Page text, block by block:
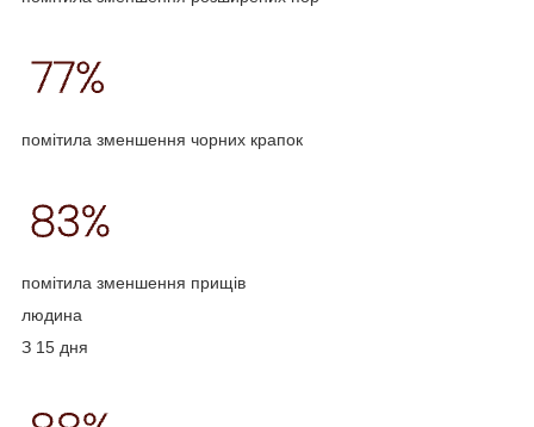
помітила зменшення чорних крапок
помітила зменшення прищів
людина
З 15 дня